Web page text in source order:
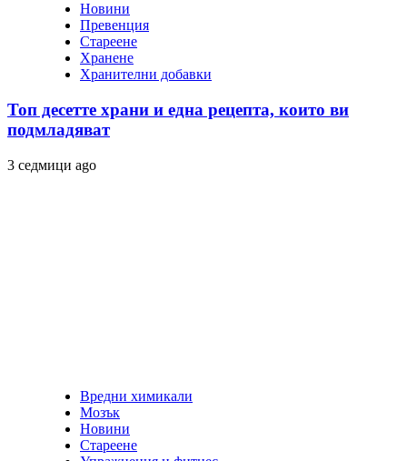
Новини
Превенция
Стареене
Хранене
Хранителни добавки
Топ десетте храни и една рецепта, които ви
подмладяват
3 седмици ago
Вредни химикали
Мозък
Новини
Стареене